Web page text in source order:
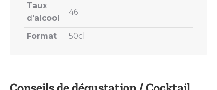
Conseils de dégustation / Cocktail
Taux
d'alcool
46
Format 50cl